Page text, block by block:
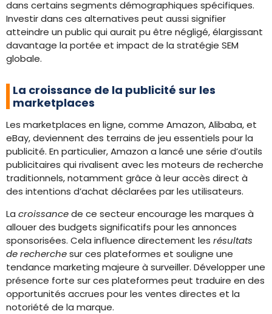
dans certains segments démographiques spécifiques.
Investir dans ces alternatives peut aussi signifier
atteindre un public qui aurait pu être négligé, élargissant
davantage la portée et impact de la stratégie SEM
globale.
La croissance de la publicité sur les
marketplaces
Les marketplaces en ligne, comme Amazon, Alibaba, et
eBay, deviennent des terrains de jeu essentiels pour la
publicité. En particulier, Amazon a lancé une série d’outils
publicitaires qui rivalisent avec les moteurs de recherche
traditionnels, notamment grâce à leur accès direct à
des intentions d’achat déclarées par les utilisateurs.
La croissancede ce secteur encourage les marques à
allouer des budgets significatifs pour les annonces
sponsorisées. Cela influence directement les résultats
de recherchesur ces plateformes et souligne une
tendance marketing majeure à surveiller. Développer une
présence forte sur ces plateformes peut traduire en des
opportunités accrues pour les ventes directes et la
notoriété de la marque.